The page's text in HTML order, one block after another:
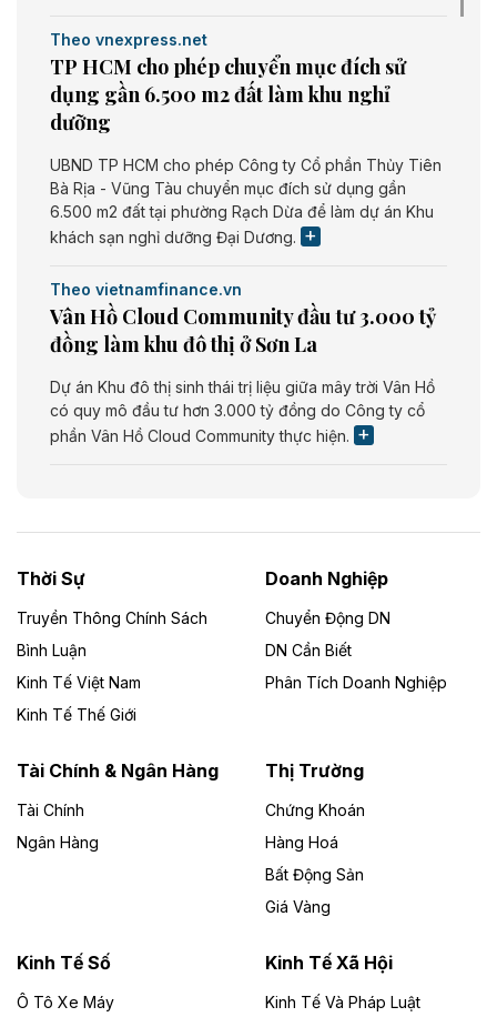
Theo vnexpress.net
TP HCM cho phép chuyển mục đích sử
dụng gần 6.500 m2 đất làm khu nghỉ
dưỡng
UBND TP HCM cho phép Công ty Cổ phần Thủy Tiên
Bà Rịa - Vũng Tàu chuyển mục đích sử dụng gần
6.500 m2 đất tại phường Rạch Dừa để làm dự án Khu
khách sạn nghỉ dưỡng Đại Dương.
Theo vietnamfinance.vn
Vân Hồ Cloud Community đầu tư 3.000 tỷ
đồng làm khu đô thị ở Sơn La
Dự án Khu đô thị sinh thái trị liệu giữa mây trời Vân Hồ
có quy mô đầu tư hơn 3.000 tỷ đồng do Công ty cổ
phần Vân Hồ Cloud Community thực hiện.
Dự án Nhà máy xử lý rác và phát điện Bắc Giang do
Công ty TNHH Năng lượng môi trường Bắc Giang làm
Theo vietnamfinance.vn
Đức Long Gia Lai mở rộng ‘hệ sinh thái’
Lai
Bốn doanh nghiệp có sự góp vốn của Công ty Cổ
phần Tập đoàn Đức Long Gia Lai (HoSE: DLG) được
Gia Lai với tổng vốn hơn 4.750 tỷ đồng.
Đồng Nai cho thuê gần 59 ha đất làm khu
công nghiệp ở Long Thành
Thời Sự
Truyền Thông Chính Sách
Bình Luận
Kinh Tế Việt Nam
Kinh Tế Thế Giới
Doanh Nghiệp
Chuyển Động DN
DN Cần Biết
Phân Tích Doanh Nghiệp
Tài Chính & Ngân Hàng
Tài Chính
Ngân Hàng
Thị Trường
Chứng Khoán
Hàng Hoá
Bất Động Sản
Giá Vàng
Kinh Tế Số
Ô Tô Xe Máy
Kinh Tế Xã Hội
Kinh Tế Và Pháp Luật